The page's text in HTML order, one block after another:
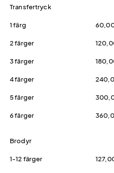
Transfertryck
1 färg
2 färger
3 färger
4 färger
5 färger
6 färger
Brodyr
1-12 färger